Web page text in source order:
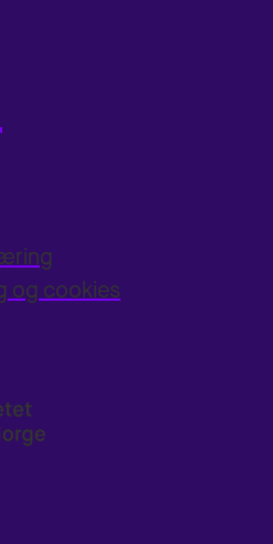
og cookies